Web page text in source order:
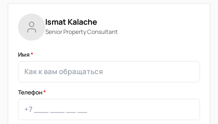
Ismat Kalache
Senior Property Consultant
Имя*
Телефон*